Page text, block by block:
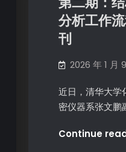
分析工作
刊
2026 年 1 月
近日，清华大学
密仪器系张文鹏
Continue